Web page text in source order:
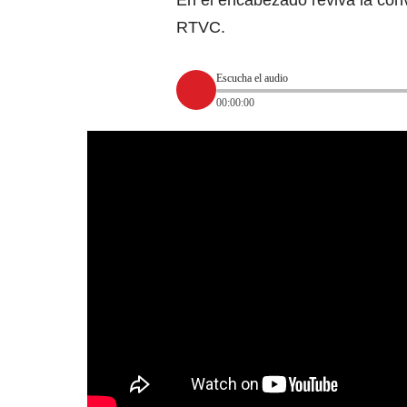
RTVC.
Escucha el audio
00:00:00